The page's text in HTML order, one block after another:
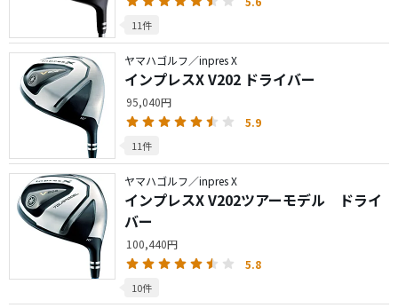
11件
ヤマハゴルフ／inpres X
インプレスX V202 ドライバー
95,040円
5.9
11件
ヤマハゴルフ／inpres X
インプレスX V202ツアーモデル ドライ
バー
100,440円
5.8
10件